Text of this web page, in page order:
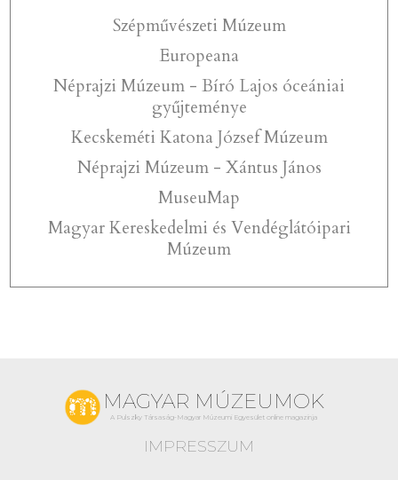
Szépművészeti Múzeum
Europeana
Néprajzi Múzeum - Bíró Lajos óceániai
gyűjteménye
Kecskeméti Katona József Múzeum
Néprajzi Múzeum - Xántus János
MuseuMap
Magyar Kereskedelmi és Vendéglátóipari
Múzeum
MAGYAR MÚZEUMOK
A Pulszky Társaság-Magyar Múzeumi Egyesület online magazinja
IMPRESSZUM